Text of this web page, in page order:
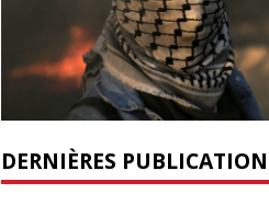
DERNIÈRES